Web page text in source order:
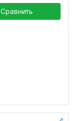
Сравнить